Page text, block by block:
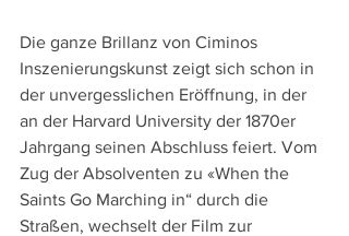
Die ganze Brillanz von Ciminos
Inszenierungskunst zeigt sich schon in
der unvergesslichen Eröffnung, in der
an der Harvard University der 1870er
Jahrgang seinen Abschluss feiert. Vom
Zug der Absolventen zu «When the
Saints Go Marching in“ durch die
Straßen, wechselt der Film zur